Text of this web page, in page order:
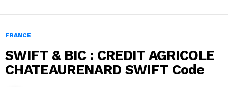
FRANCE
SWIFT & BIC : CREDIT AGRICOLE
CHATEAURENARD SWIFT Code